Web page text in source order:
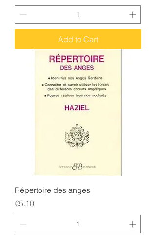
Add to Cart
Répertoire des anges
Price
€5.10